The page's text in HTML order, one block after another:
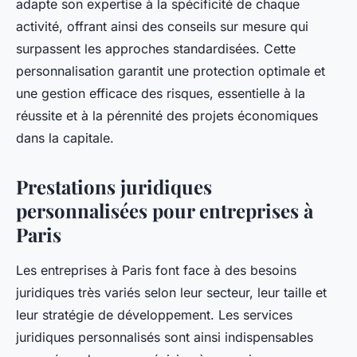
Adrien•17 février 2026 •7 min de lecture
adapte son expertise à la spécificité de chaque
activité, offrant ainsi des conseils sur mesure qui
surpassent les approches standardisées. Cette
personnalisation garantit une protection optimale et
une gestion efficace des risques, essentielle à la
réussite et à la pérennité des projets économiques
dans la capitale.
Prestations juridiques
personnalisées pour entreprises à
Paris
Les entreprises à Paris font face à des besoins
juridiques très variés selon leur secteur, leur taille et
leur stratégie de développement. Les services
juridiques personnalisés sont ainsi indispensables